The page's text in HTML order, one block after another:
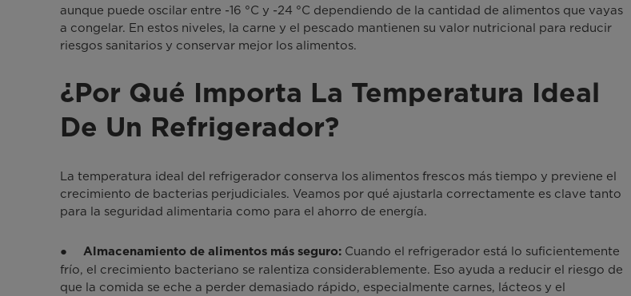
aunque puede oscilar entre -16 °C y -24 °C dependiendo de la cantidad de alimentos que vayas
a congelar. En estos niveles, la carne y el pescado mantienen su valor nutricional para reducir
riesgos sanitarios y conservar mejor los alimentos.
¿Por Qué Importa La Temperatura Ideal
De Un Refrigerador?
La temperatura ideal del refrigerador conserva los alimentos frescos más tiempo y previene el
crecimiento de bacterias perjudiciales. Veamos por qué ajustarla correctamente es clave tanto
para la seguridad alimentaria como para el ahorro de energía.
● Almacenamiento de alimentos más seguro:Cuando el refrigerador está lo suficientemente
frío, el crecimiento bacteriano se ralentiza considerablemente. Eso ayuda a reducir el riesgo de
que la comida se eche a perder demasiado rápido, especialmente carnes, lácteos y el